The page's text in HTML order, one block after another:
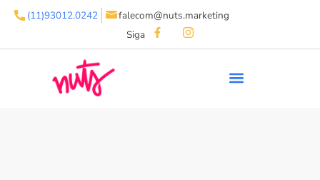
(11)93012.0242
falecom@nuts.marketing
Siga